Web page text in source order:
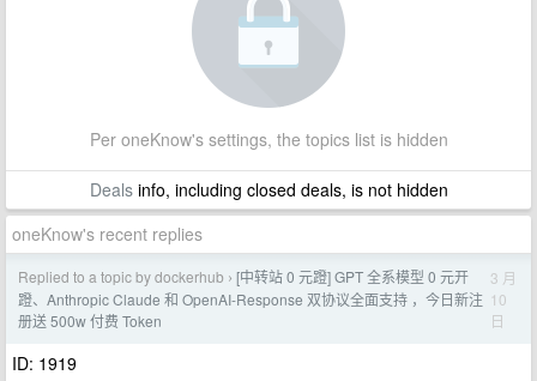
Per oneKnow's settings, the topics list is hidden
Dealsinfo, including closed deals, is not hidden
oneKnow's recent replies
Replied to a topic by dockerhub › [中转站 0 元蹬] GPT 全系模型 0 元开
蹬、Anthropic Claude 和 OpenAI-Response 双协议全面支持 ，今日新注
册送 500w 付费 Token
3 月
10
日
ID: 1919